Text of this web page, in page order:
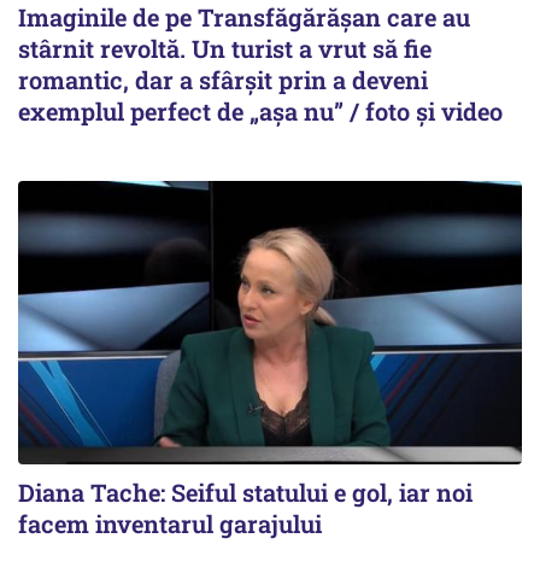
Imaginile de pe Transfăgărășan care au
stârnit revoltă. Un turist a vrut să fie
romantic, dar a sfârșit prin a deveni
exemplul perfect de „așa nu” / foto și video
Diana Tache: Seiful statului e gol, iar noi
facem inventarul garajului